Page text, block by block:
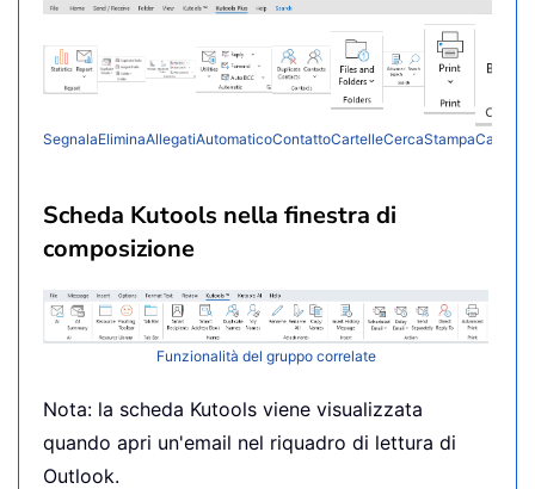
SegnalaEliminaAllegatiAutomaticoContattoCartelleCercaStampa
Scheda Kutools nella finestra di
composizione
Funzionalità del gruppo correlate
Nota: la scheda Kutools viene visualizzata
quando apri un'email nel riquadro di lettura di
Outlook.